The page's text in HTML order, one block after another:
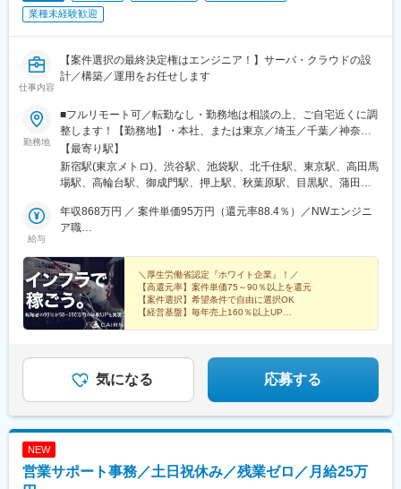
業種未経験歓迎
仕事内容
【案件選択の最終決定権はエンジニア！】サーバ・クラウドの設
計／構築／運用をお任せします
勤務地
■フルリモート可／転勤なし・勤務地は相談の上、ご自宅近くに調
整します！【勤務地】・本社、または東京／埼玉／千葉／神奈川
／愛知／仙台のクライアント先・完全在宅（フルリモート）も可
能ですので、ご希望の方はぜひお申し付けください！・首都圏を
除いた愛知、仙台のクライアント先で一部車通勤も可能！・受動
支援あり！引っ越し費用を全額負担します！（過去に14名が利用
しました！）■本社／東京都港区六本木１丁目４－５アークヒルズ
（駅直結）東京メトロ 日比谷線 神谷町駅より徒歩10分◎受動喫煙
対策 ：あり／屋内全面禁煙
【最寄り駅】
新宿駅(東京メトロ)、渋谷駅、池袋駅、北千住駅、東京駅、高田馬
場駅、高輪台駅、御成門駅、押上駅、秋葉原駅、目黒駅、蒲田
中野駅(東京都)、大門駅(東京都)、有楽町駅、井の頭公園駅、西日
暮里駅(舎人ライナー)、五反田駅、三田駅(東京都)、中目黒駅、日
神保町駅、国分寺駅、立川駅、飯田橋駅、市ケ谷駅、小竹向原
駅、錦糸町駅、二子玉川駅、四ツ谷駅、自由が丘駅、新木場駅、
森下駅(東京都)、九段下駅、三軒茶屋駅、荻窪駅、春日駅(東京
都)、日本橋駅(東京都)、田町駅(東京都)、下北沢駅、神田駅(東京
都)、横浜駅、武蔵小杉駅、日吉駅(神奈川県)、溝の口駅、川崎
鉄・小田急)、大和駅(神奈川県)、菊名駅、大船駅、橋本駅(神奈川
県)、上大岡駅、中央林間駅、あざみ野駅、桜木町駅、センター南
かの森駅、舞浜駅、市川駅、海浜幕張駅、鎌ケ谷駅、新浦安駅、
給与
年収868万円 ／ 案件単価95万円（還元率88.4％）／NWエンジニ
ア職
ア職
＼厚生労働省認定『ホワイト企業』！／
【高還元率】案件単価75～90％以上を還元
【案件選択】希望条件で自由に選択OK
【経営基盤】毎年売上160％以上UP
気になる 応募する
NEW
営業サポート事務／土日祝休み／残業ゼロ／月給25万